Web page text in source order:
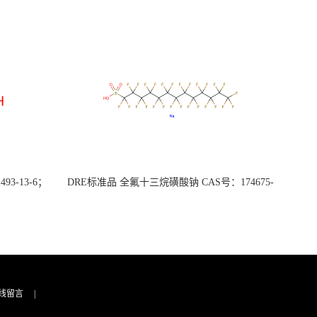
13-6；
DRE标准品 全氟十三烷磺酸钠 CAS号：174675-
留言 |